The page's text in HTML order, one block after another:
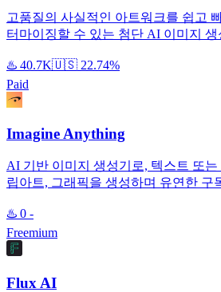
고품질의 사실적인 아트워크를 쉽고
터마이징할 수 있는 첨단 AI 이미지
♨️ 40.7K🇺🇸 22.74%
Paid
Imagine Anything
AI 기반 이미지 생성기로, 텍스트 또
립아트, 그래픽을 생성하며 유연한 구
♨️ 0 -
Freemium
Flux AI